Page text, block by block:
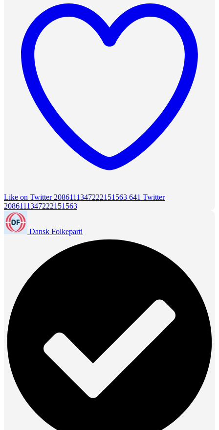
Like on Twitter 2086111347222151563 641 Twitter
2086111347222151563
Dansk Folkeparti